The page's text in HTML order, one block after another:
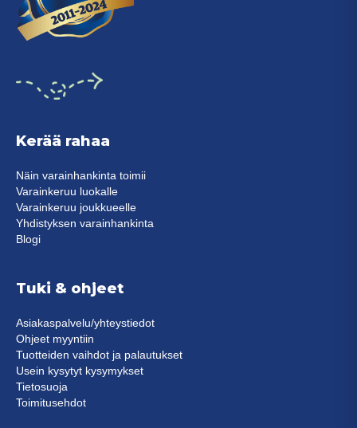
Kerää rahaa
Näin varainhankinta toimii
Varainkeruu luokalle
Varainkeruu joukkueelle
Yhdistyksen varainhankinta
Blogi
Tuki & ohjeet
Asiakaspalvelu/yhteystiedot
Ohjeet myyntiin
Tuotteiden vaihdot ja palautukset
Usein kysytyt kysymykset
Tietosuoja
Toimitusehdot